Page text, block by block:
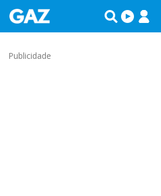
Publicidade